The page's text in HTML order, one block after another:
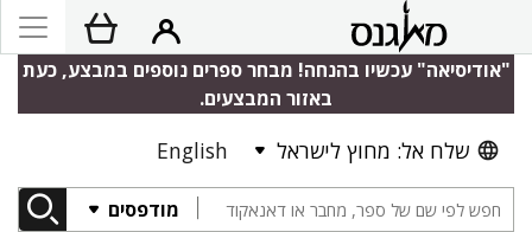
"אודיסיאה" עכשיו בהנחה! מבחר ספרים נוספים במבצע, כעת
באזור המבצעים.
שלח אל: מחוץ לישראל English
מודפסים